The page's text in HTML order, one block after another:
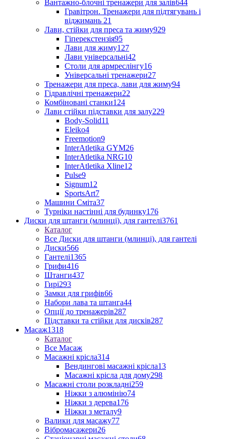
Вантажно-блочні тренажери для залів644
Гравітрон. Тренажери для підтягувань і
віджимань 21
Лави, стійки для преса та жиму929
Гіперекстензія95
Лави для жиму127
Лави універсальні42
Столи для армреслінгу16
Універсальні тренажери27
Тренажери для преса, лави для жиму94
Гідравлічні тренажери22
Комбіновані станки124
Лави стійки підставки для залу229
Body-Solid11
Eleiko4
Freemotion9
InterAtletika GYM26
InterAtletika NRG10
InterAtletika Xline12
Pulse9
Signum12
SportsArt7
Машини Сміта37
Турніки настінні для будинку176
Диски для штанги (млинці), для гантелі3761
Каталог
Все Диски для штанги (млинці), для гантелі
Диски566
Гантелі1365
Грифи416
Штанги437
Гирі293
Замки для грифів66
Набори лава та штанга44
Опції до тренажерів287
Підставки та стійки для дисків287
Масаж1318
Каталог
Все Масаж
Масажні крісла314
Вендингові масажні крісла13
Масажні крісла для дому298
Масажні столи розкладні259
Ніжки з алюмінію74
Ніжки з дерева176
Ніжки з металу9
Валики для масажу77
Вібромасажери26